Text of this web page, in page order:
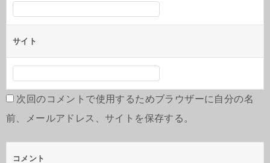
サイト
次回のコメントで使用するためブラウザーに自分の名
前、メールアドレス、サイトを保存する。
コメント